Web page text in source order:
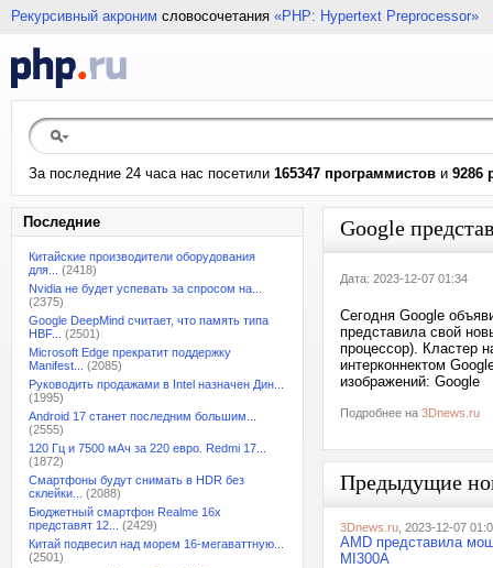
Рекурсивный акроним словосочетания «PHP: Hypertext Preprocessor»
За последние 24 часа нас посетили 165347 программистов и 9286
Последние
Китайские производители оборудования
для...
(2418)
Nvidia не будет успевать за спросом на...
(2375)
Google DeepMind считает, что память типа
HBF...
(2501)
Microsoft Edge прекратит поддержку
Manifest...
(2085)
Руководить продажами в Intel назначен Дин...
(1995)
Android 17 станет последним большим...
(2555)
120 Гц и 7500 мАч за 220 евро. Redmi 17...
(1872)
Смартфоны будут снимать в HDR без
склейки...
(2088)
Бюджетный смартфон Realme 16x
представят 12...
(2429)
Китай подвесил над морем 16-мегаваттную...
(2501)
Google
Дата: 2023-12-07 01:34
Сегодня Google
представила свой
процессор). Кластер
интерконнектом
изображений: Google
Подробнее на 3Dnews.ru
Предыдущие
3Dnews.ru , 2023-12-07
AMD представила
MI300A